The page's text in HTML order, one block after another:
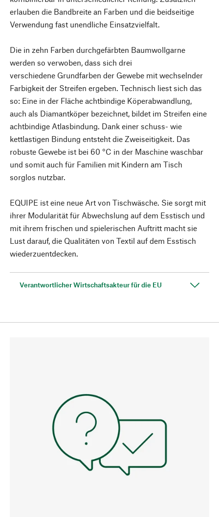
erlauben die Bandbreite an Farben und die beidseitige
Verwendung fast unendliche Einsatzvielfalt.
Die in zehn Farben durchgefärbten Baumwollgarne
werden so verwoben, dass sich drei
verschiedene Grundfarben der Gewebe mit wechselnder
Farbigkeit der Streifen ergeben. Technisch liest sich das
so: Eine in der Fläche achtbindige Köperabwandlung,
auch als Diamantköper bezeichnet, bildet im Streifen eine
achtbindige Atlasbindung. Dank einer schuss- wie
kettlastigen Bindung entsteht die Zweiseitigkeit. Das
robuste Gewebe ist bei 60 °C in der Maschine waschbar
und somit auch für Familien mit Kindern am Tisch
sorglos nutzbar.
EQUIPE ist eine neue Art von Tischwäsche. Sie sorgt mit
ihrer Modularität für Abwechslung auf dem Esstisch und
mit ihrem frischen und spielerischen Auftritt macht sie
Lust darauf, die Qualitäten von Textil auf dem Esstisch
wiederzuentdecken.
Verantwortlicher Wirtschaftsakteur für die EU